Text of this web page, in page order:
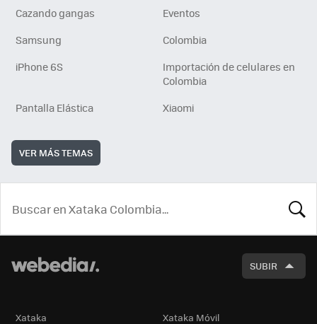
Cazando gangas
Eventos
Samsung
Colombia
iPhone 6S
Importación de celulares en
Colombia
Pantalla Elástica
Xiaomi
VER MÁS TEMAS
SUBIR
Xataka Xataka Móvil